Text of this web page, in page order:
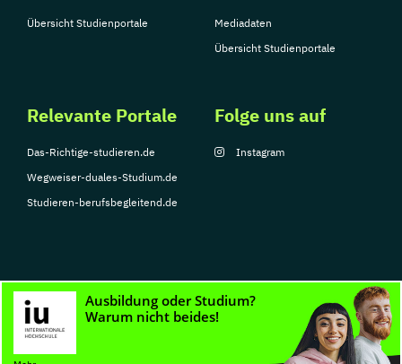
Übersicht Studienportale
Mediadaten
Übersicht Studienportale
Relevante Portale
Das-Richtige-studieren.de
Wegweiser-duales-Studium.de
Studieren-berufsbegleitend.de
Folge uns auf
Instagram
© Copyright 2026, TarGroup Media GmbH
Nutzungsbedingungen